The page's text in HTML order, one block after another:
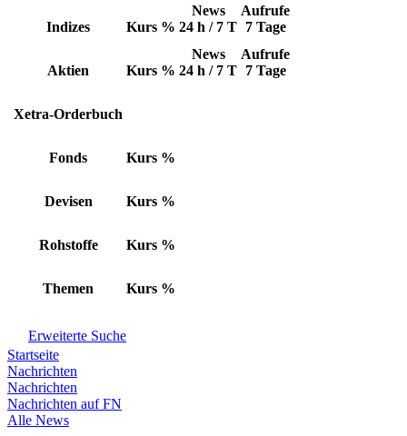
Indizes Kurs %
News
24 h / 7 T
Aufrufe
7 Tage
Aktien Kurs %
News
24 h / 7 T
Aufrufe
7 Tage
Xetra-Orderbuch
Fonds Kurs %
Devisen Kurs %
Rohstoffe Kurs %
Themen Kurs %
Erweiterte Suche
Startseite
Nachrichten
Nachrichten
Nachrichten auf FN
Alle News